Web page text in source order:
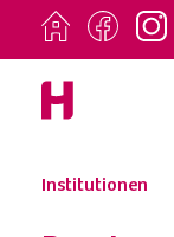
Institutionen